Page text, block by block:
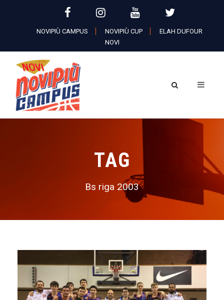
NOVIPIÙ CAMPUS NOVIPIÙ CUP
ELAH DUFOUR
NOVI
TAG
Bs riga 2003